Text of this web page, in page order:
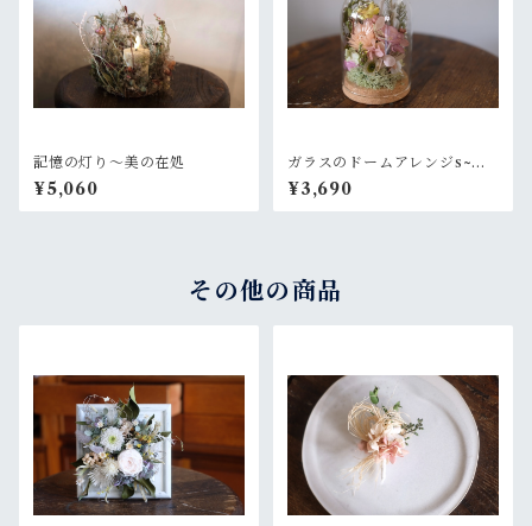
記憶の灯り〜美の在処
¥5,060
ガラスのドームアレンジs~ニ
ュアンスピンク
¥3,690
その他の商品